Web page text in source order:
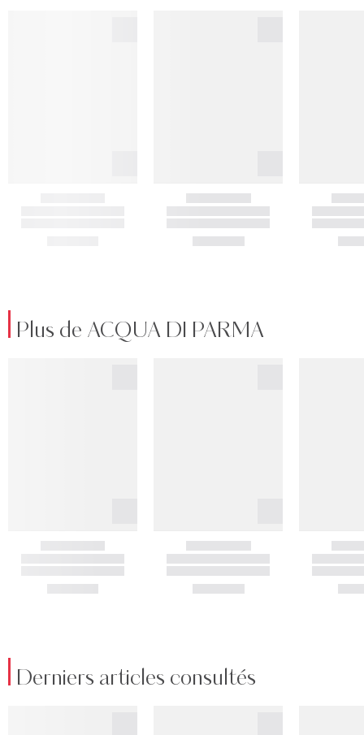
Plus de ACQUA DI PARMA
Derniers articles consultés